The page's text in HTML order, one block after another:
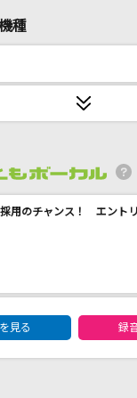
種
用のチャンス！ エント
ともボーカルエントリー
見る
録